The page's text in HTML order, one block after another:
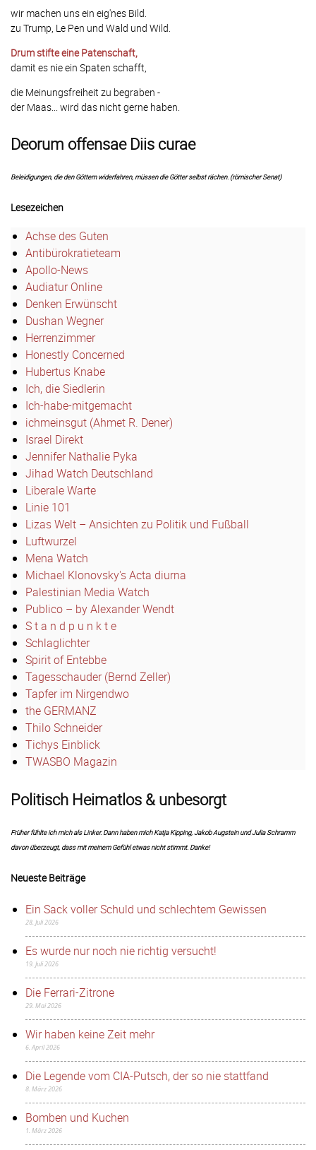
wir machen uns ein eig'nes Bild.
zu Trump, Le Pen und Wald und Wild.
Drum stifte eine Patenschaft,
damit es nie ein Spaten schafft,
die Meinungsfreiheit zu begraben -
der Maas... wird das nicht gerne haben.
Deorum offensae Diis curae
Beleidigungen, die den Göttern widerfahren, müssen die Götter selbst rächen. (römischer Senat)
Lesezeichen
Achse des Guten
Antibürokratieteam
Apollo-News
Audiatur Online
Denken Erwünscht
Dushan Wegner
Herrenzimmer
Honestly Concerned
Hubertus Knabe
Ich, die Siedlerin
Ich-habe-mitgemacht
ichmeinsgut (Ahmet R. Dener)
Israel Direkt
Jennifer Nathalie Pyka
Jihad Watch Deutschland
Liberale Warte
Linie 101
Lizas Welt – Ansichten zu Politik und Fußball
Luftwurzel
Mena Watch
Michael Klonovsky's Acta diurna
Palestinian Media Watch
Publico – by Alexander Wendt
S t a n d p u n k t e
Schlaglichter
Spirit of Entebbe
Tagesschauder (Bernd Zeller)
Tapfer im Nirgendwo
the GERMANZ
Thilo Schneider
Tichys Einblick
TWASBO Magazin
Politisch Heimatlos & unbesorgt
Früher fühlte ich mich als Linker. Dann haben mich Katja Kipping, Jakob Augstein und Julia Schramm
davon überzeugt, dass mit meinem Gefühl etwas nicht stimmt. Danke!
Neueste Beiträge
Ein Sack voller Schuld und schlechtem Gewissen
28. Juli 2026
Es wurde nur noch nie richtig versucht!
19. Juli 2026
Die Ferrari-Zitrone
29. Mai 2026
Wir haben keine Zeit mehr
6. April 2026
Die Legende vom CIA-Putsch, der so nie stattfand
8. März 2026
Bomben und Kuchen
1. März 2026